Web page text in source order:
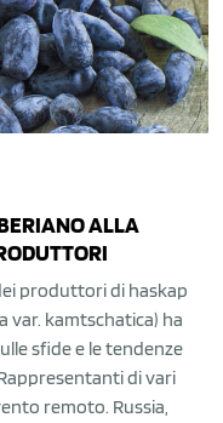
ALLA
produttori di haskap
var. kamtschatica) ha
sfide e le tendenze
di vari
remoto. Russia,